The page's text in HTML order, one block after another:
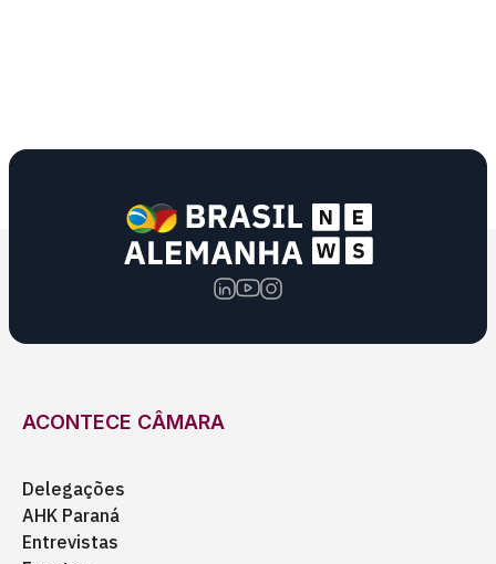
ACONTECE CÂMARA
Delegações
AHK Paraná
Entrevistas